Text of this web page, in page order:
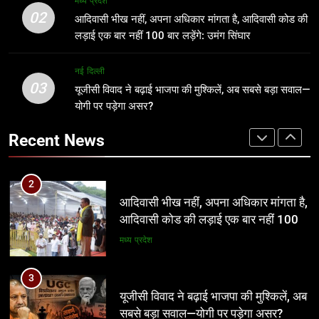
आदिवासी कोड की लड़ाई एक बार नहीं 100
बार लड़ेंगे: उमंग सिंघार
मध्य प्रदेश
3
यूजीसी विवाद ने बढ़ाई भाजपा की मुश्किलें, अब
सबसे बड़ा सवाल—योगी पर पड़ेगा असर?
परिवारों की नजर सरकार पर
प्रमुख
5
महानगर का हर कार्यकर्ता अपने आप को जिला
अध्यक्ष समझे – शिवम रानू राजावत
अन्य
02
आदिवासी भीख नहीं, अपना अधिकार मांगता है, आदिवासी कोड की
लड़ाई एक बार नहीं 100 बार लड़ेंगे: उमंग सिंघार
03
नई दिल्ली
यूजीसी विवाद ने बढ़ाई भाजपा की मुश्किलें, अब सबसे बड़ा सवाल—
योगी पर पड़ेगा असर?
Recent News
जन उत्थान न्यास के तत्वाधान में होगा शिक्षक
सम्मान समारोह एवं भागवत कथा का आयोजन
खेल
2
आदिवासी भीख नहीं, अपना अधिकार मांगता है,
आदिवासी कोड की लड़ाई एक बार नहीं 100
3
यूजीसी विवाद ने बढ़ाई भाजपा की मुश्किलें, अब
सबसे बड़ा सवाल—योगी पर पड़ेगा असर?
नई दिल्ली
4
आठवां वेतनमान अटका, एक करोड़ से ज्यादा
परिवारों की नजर सरकार पर